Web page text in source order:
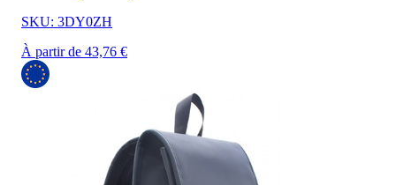
SKU: 3DY0ZH
À partir de 43,76 €